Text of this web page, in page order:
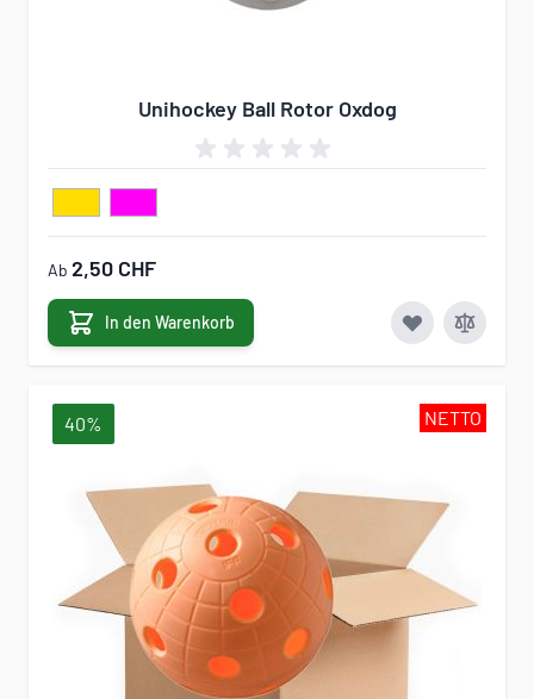
Unihockey Ball Rotor Oxdog
Ab 2,50 CHF
In den Warenkorb
NETTO
40%